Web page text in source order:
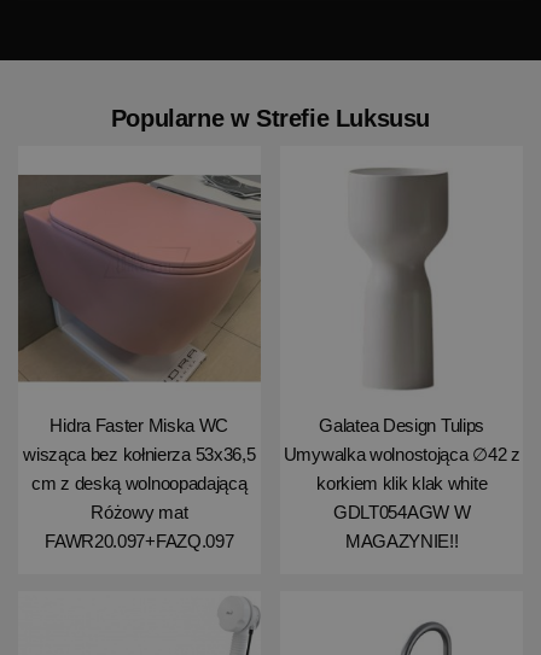
Popularne w Strefie Luksusu
Hidra Faster Miska WC
wisząca bez kołnierza 53x36,5
cm z deską wolnoopadającą
Różowy mat
FAWR20.097+FAZQ.097
Galatea Design Tulips
Umywalka wolnostojąca ∅42 z
korkiem klik klak white
GDLT054AGW W
MAGAZYNIE!!